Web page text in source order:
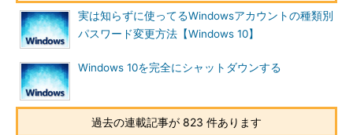
ールヘッダも細かく調べられる。
あくまでもGmailでの（Googleによる）判定結果
注意すべきは、Gmail以外のサービスやメールサーバに送信し
たとき、上記のGmailとは判定結果が異なる可能性もある、とい
実は知らずに使ってるWindowsアカウントの種類別
パスワード変更方法【Windows 10】
Windows 10を完全にシャットダウンする
過去の連載記事が 823 件あります